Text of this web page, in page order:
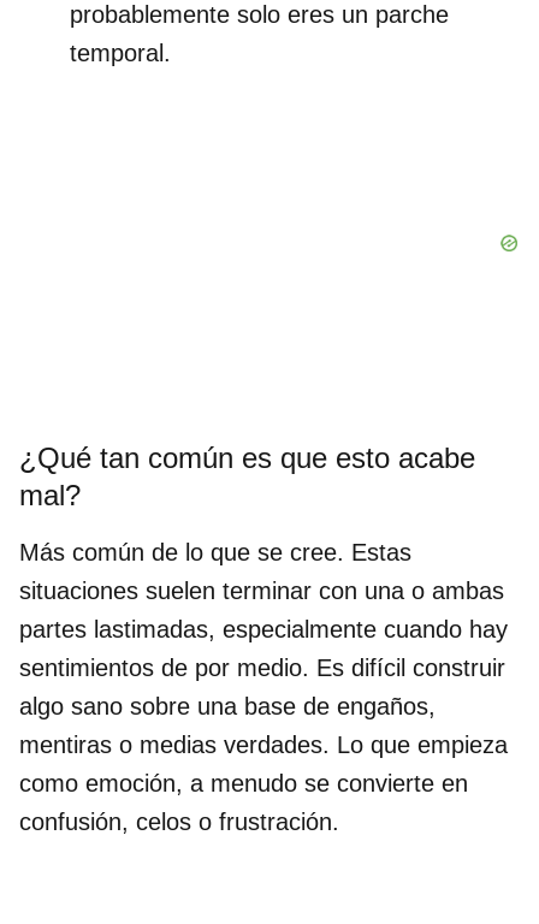
probablemente solo eres un parche
temporal.
¿Qué tan común es que esto acabe
mal?
Más común de lo que se cree. Estas
situaciones suelen terminar con una o ambas
partes lastimadas, especialmente cuando hay
sentimientos de por medio. Es difícil construir
algo sano sobre una base de engaños,
mentiras o medias verdades. Lo que empieza
como emoción, a menudo se convierte en
confusión, celos o frustración.